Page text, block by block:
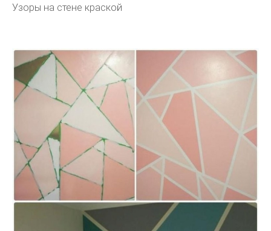
Узоры на стене краской